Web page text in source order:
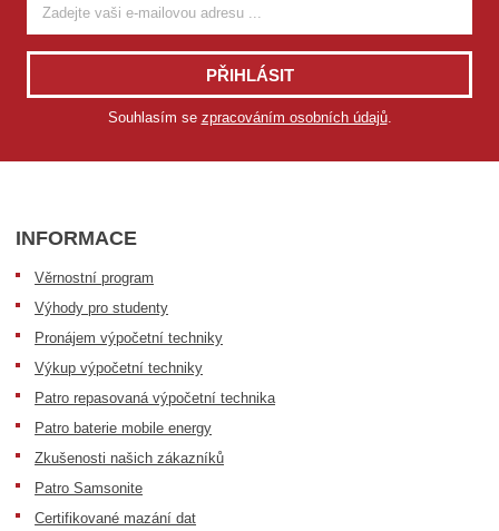
PŘIHLÁSIT
Souhlasím se zpracováním osobních údajů.
INFORMACE
Věrnostní program
Výhody pro studenty
Pronájem výpočetní techniky
Výkup výpočetní techniky
Patro repasovaná výpočetní technika
Patro baterie mobile energy
Zkušenosti našich zákazníků
Patro Samsonite
Certifikované mazání dat